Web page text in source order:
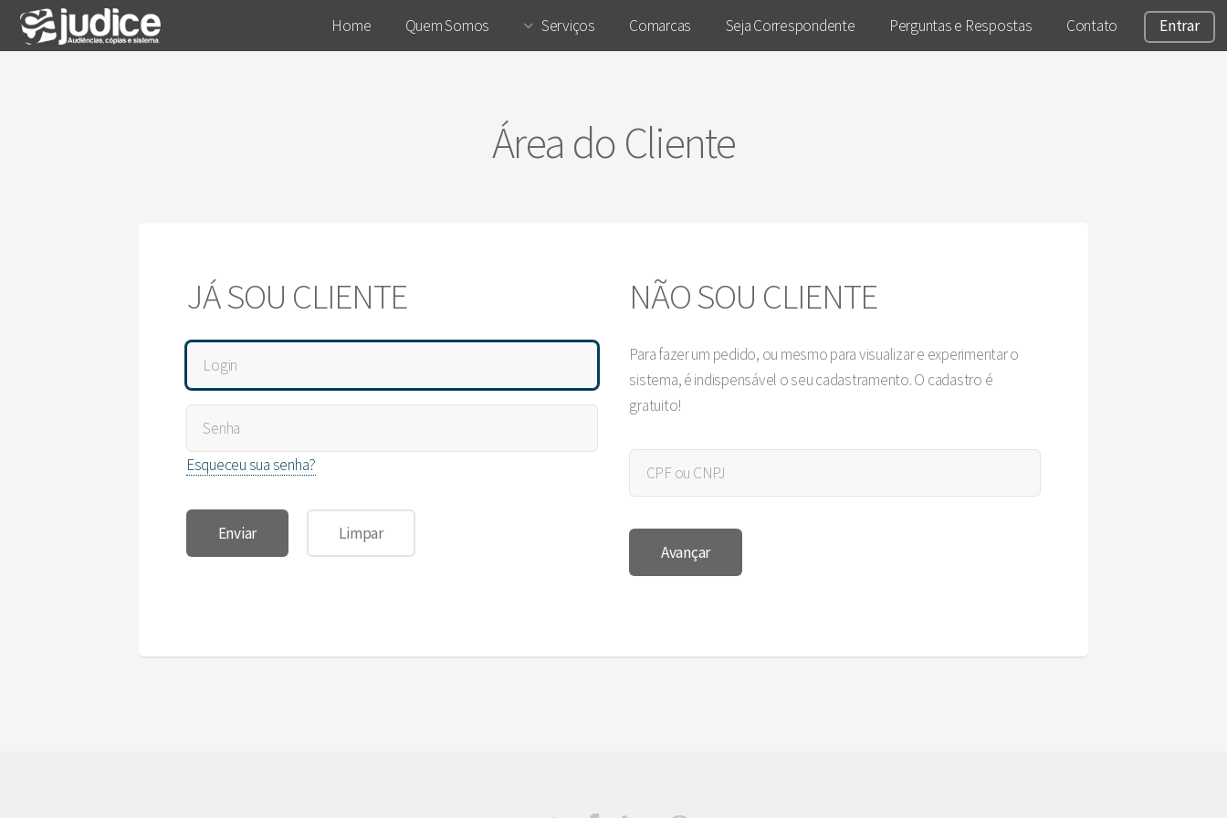
Home Quem Somos Serviços Comarcas Seja Correspondente Perguntas e Respostas Contato Entrar
Área do Cliente
JÁ SOU CLIENTE
Esqueceu sua senha?
NÃO SOU CLIENTE
Para fazer um pedido, ou mesmo para visualizar e experimentar o
sistema, é indispensável o seu cadastramento. O cadastro é
gratuito!